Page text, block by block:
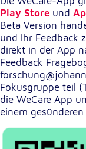
Play Store und
Beta Version
und Ihr Feedback
direkt in der App
Feedback
Fokusgruppe teil
die WeCare App
einem